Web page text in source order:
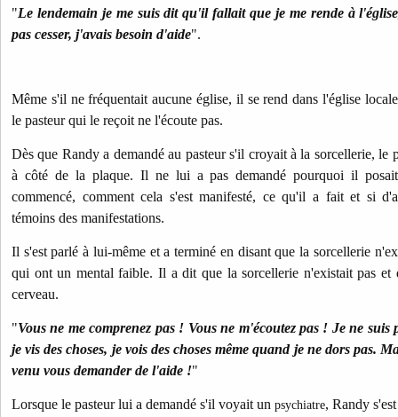
"Le lendemain je me suis dit qu'il fallait que je me rende à
pas cesser, j'avais besoin d'aide".
Même s'il ne fréquentait aucune église, il se rend dans l'église
le pasteur qui le reçoit ne l'écoute pas.
Dès que Randy a demandé au pasteur s'il croyait à la sorcellerie, le
à côté de la plaque. Il ne lui a pas demandé pourquoi il
commencé, comment cela s'est manifesté, ce qu'il a fait et si
témoins des manifestations.
Il s'est parlé à lui-même et a terminé en disant que la sorcellerie
qui ont un mental faible. Il a dit que la sorcellerie n'existait pas et
cerveau.
"Vous ne me comprenez pas ! Vous ne m'écoutez pas ! Je ne
je vis des choses, je vois des choses même quand je ne dors pas.
venu vous demander de l'aide !"
Lorsque le pasteur lui a demandé s'il voyait un psychiatre, Randy